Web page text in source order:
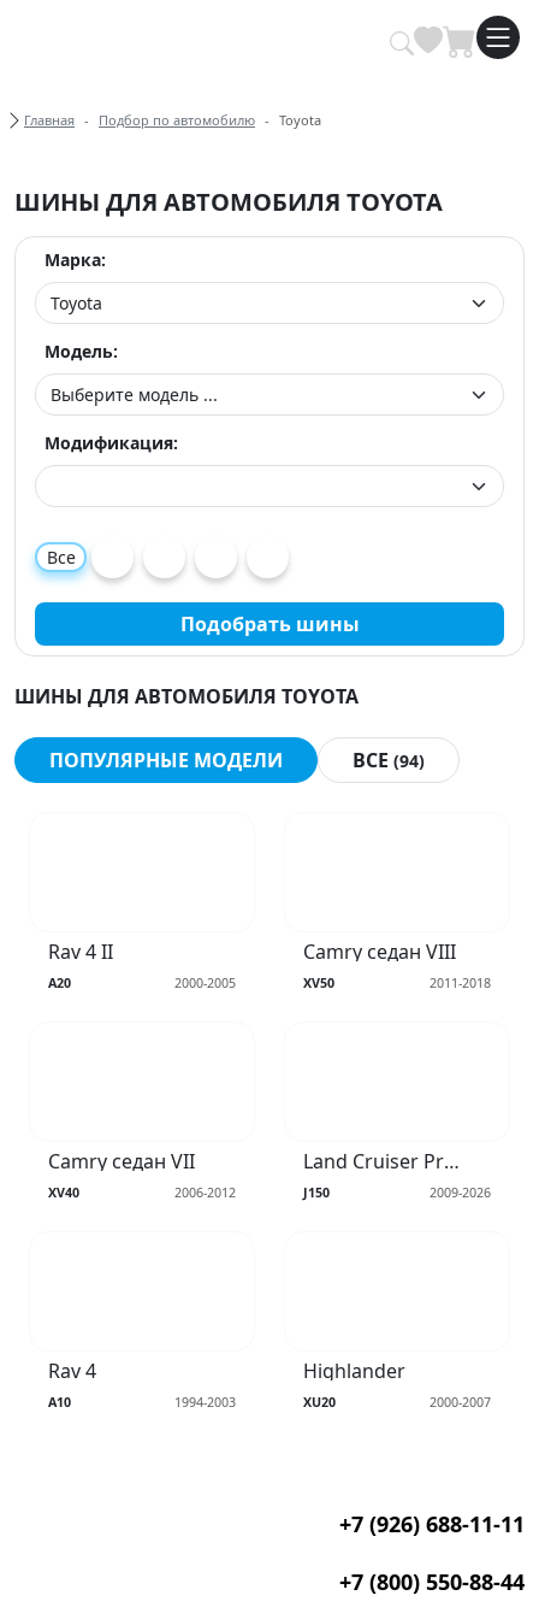
Купить автомобильные шины
Хлебные крошки
Главная Подбор по автомобилю Toyota
ШИНЫ ДЛЯ АВТОМОБИЛЯ TOYOTA
Марка:
Модель:
Модификация:
Все
Подобрать шины
ШИНЫ ДЛЯ АВТОМОБИЛЯ TOYOTA
ПОПУЛЯРНЫЕ МОДЕЛИ ВСЕ (94)
Rav 4 II
A20 2000-2005
Camry седан VIII
XV50 2011-2018
Camry седан VII
XV40 2006-2012
Land Cruiser Prado IV
J150 2009-2026
Rav 4
A10 1994-2003
Highlander
XU20 2000-2007
+7 (926) 688-11-11
+7 (800) 550-88-44